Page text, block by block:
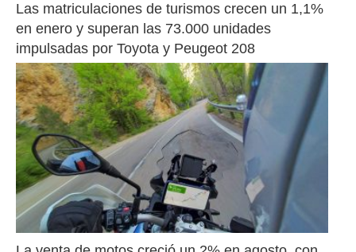
Las matriculaciones de turismos crecen un 1,1%
en enero y superan las 73.000 unidades
impulsadas por Toyota y Peugeot 208